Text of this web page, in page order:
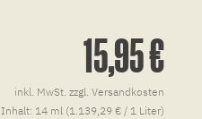
15,95 €
inkl. MwSt. zzgl. Versandkosten
Inhalt: 14 ml (1.139,29 € / 1 Liter)